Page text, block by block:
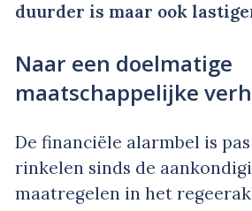
duurder is maar ook
Naar een doelmatige
maatschappelijke
De financiële alarmbel is
rinkelen sinds de
maatregelen in het